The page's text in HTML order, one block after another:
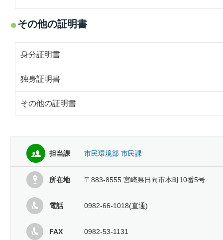
その他の証明書
身分証明書
独身証明書
その他の証明書
担当課 市民環境部 市民課
所在地 〒883-8555 宮崎県日向市本町10番5号
電話 0982-66-1018(直通)
FAX 0982-53-1131